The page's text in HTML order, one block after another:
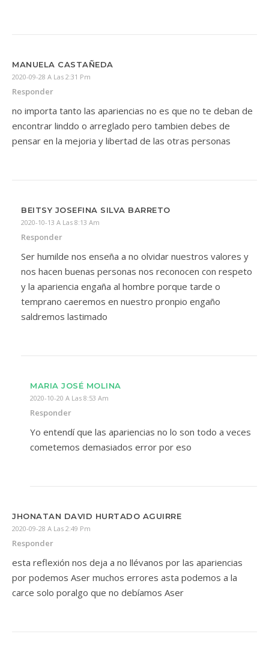
MANUELA CASTAÑEDA
2020-09-28 A Las 2:31 Pm
Responder
no importa tanto las apariencias no es que no te deban de
encontrar linddo o arreglado pero tambien debes de
pensar en la mejoria y libertad de las otras personas
BEITSY JOSEFINA SILVA BARRETO
2020-10-13 A Las 8:13 Am
Responder
Ser humilde nos enseña a no olvidar nuestros valores y
nos hacen buenas personas nos reconocen con respeto
y la apariencia engaña al hombre porque tarde o
temprano caeremos en nuestro pronpio engaño
saldremos lastimado
MARIA JOSÉ MOLINA
2020-10-20 A Las 8:53 Am
Responder
Yo entendí que las apariencias no lo son todo a veces
cometemos demasiados error por eso
JHONATAN DAVID HURTADO AGUIRRE
2020-09-28 A Las 2:49 Pm
Responder
esta reflexión nos deja a no llévanos por las apariencias
por podemos Aser muchos errores asta podemos a la
carce solo poralgo que no debíamos Aser